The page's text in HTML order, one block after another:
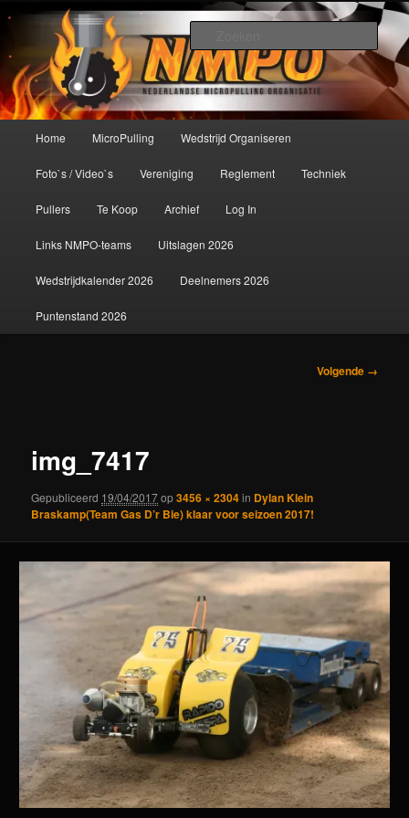
primaire
inhoudNederlandse MicroPulling
Organisatie
De meest krachtige modelbouwsport ter wereld!
Home MicroPulling Wedstrijd Organiseren
Foto`s / Video`s Vereniging Reglement Techniek
Pullers Te Koop Archief Log In
Links NMPO-teams Uitslagen 2026
Wedstrijdkalender 2026 Deelnemers 2026
Puntenstand 2026
Volgende →
img_7417
Gepubliceerd 19/04/2017op3456 × 2304in Dylan Klein
Braskamp(Team Gas D’r Bie) klaar voor seizoen 2017!